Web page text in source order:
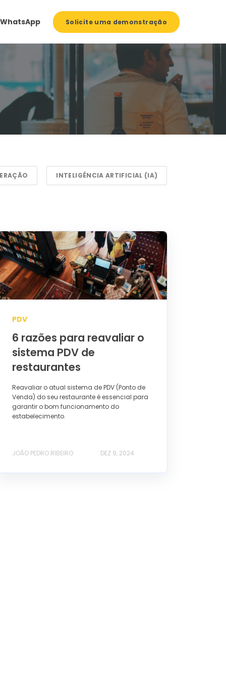
WhatsApp Solicite uma demonstração
INTELIGÊNCIA ARTIFICIAL (IA)
PDV
6 razões para reavaliar o
sistema PDV de
restaurantes
Reavaliar o atual sistema de PDV (Ponto de
Venda) do seu restaurante é essencial para
garantir o bom funcionamento do
estabelecimento.
JOÃO PEDRO RIBEIRO DEZ 9, 2024